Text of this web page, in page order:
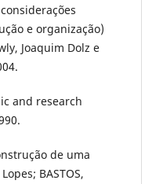
e organização)
Joaquim Dolz e
and research
de uma
BASTOS,